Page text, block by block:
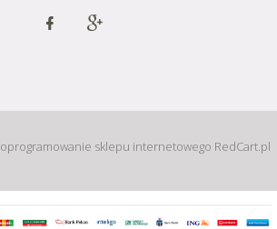
oprogramowanie sklepu internetowego RedCart.pl